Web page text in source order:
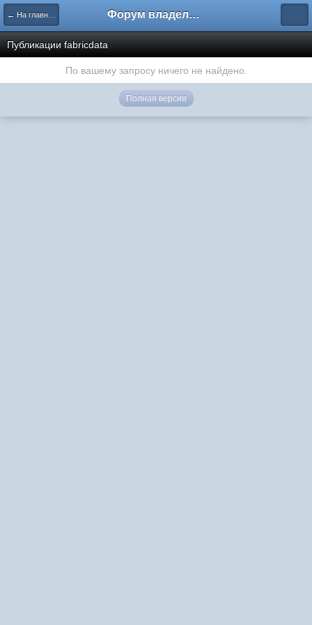
← На главную Форум владельцев интернет-магазинов
Публикации fabricdata
По вашему запросу ничего не найдено.
Полная версия